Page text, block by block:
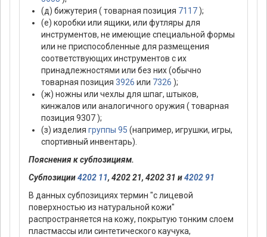
(д) бижутерия ( товарная позиция 7117);
(е) коробки или ящики, или футляры для
инструментов, не имеющие специальной формы
или не приспособленные для размещения
соответствующих инструментов с их
принадлежностями или без них (обычно
товарная позиция 3926 или 7326 );
(ж) ножны или чехлы для шпаг, штыков,
кинжалов или аналогичного оружия ( товарная
позиция 9307 );
(з) изделия группы 95 (например, игрушки, игры,
спортивный инвентарь).
Пояснения к субпозициям.
Субпозиции4202 11, 4202 21, 4202 31 и4202 91
В данных субпозициях термин "с лицевой
поверхностью из натуральной кожи"
распространяется на кожу, покрытую тонким слоем
пластмассы или синтетического каучука,